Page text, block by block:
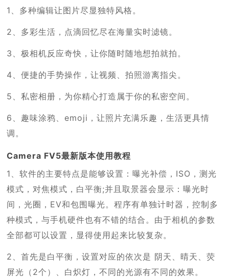
1、多种编辑让图片尽显独特风格。
2、多彩生活，点滴回忆尽在海量实时滤镜。
3、极相机反应奇快，让你随时随地想拍就拍。
4、便捷的手势操作，让视频、拍照游离指尖。
5、私密相册，为你精心打造属于你的私密空间。
6、趣味涂鸦、emoji，让照片充满乐趣，生活更具情
调。
Camera FV5最新版本使用教程
1、软件的主要特点是能够设置：曝光补偿，ISO，测光
模式，对焦模式，白平衡;并且取景器会显示：曝光时
间，光圈，EV和包围曝光。程序有单独计时器，控制多
种模式，与手机硬件也有不错的结合。由于相机的参数
全部都可以设置，显得使用起来比较复杂。
2、首先是白平衡，设置对应的依次是 阴天、晴天、荧
屏光（2个）、白炽灯，不同的光源有不同的效果。